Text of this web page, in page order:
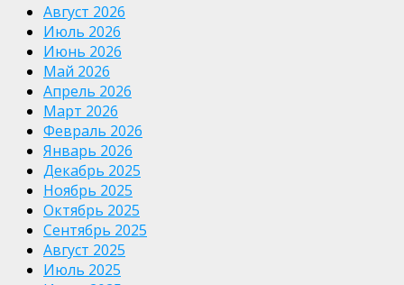
Август 2026
Июль 2026
Июнь 2026
Май 2026
Апрель 2026
Март 2026
Февраль 2026
Январь 2026
Декабрь 2025
Ноябрь 2025
Октябрь 2025
Сентябрь 2025
Август 2025
Июль 2025